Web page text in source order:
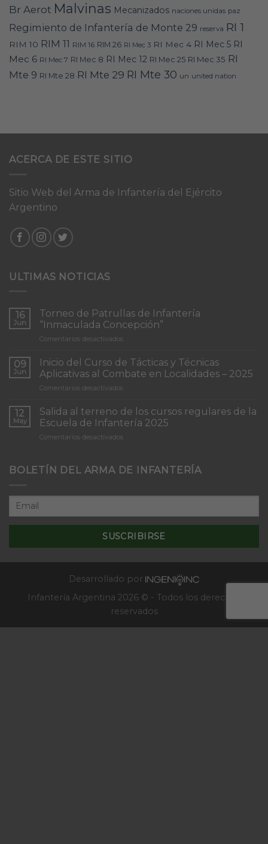
Br Aerot Malvinas Mecanizados naciones unidas paz
Regimiento de Infantería de Monte 29 reserva RI 1
RIM 10 RIM 11 RIM 16 RIM 26 RI Mec 3 RI Mec 4 RI Mec 5 RI
Mec 6 RI Mec 7 RI Mec 8 RI Mec 12 RI Mec 25 RI Mec 35 RI
Mte 9 RI Mte 28 RI Mte 29 RI Mte 30 un united nation
ACERCA DE ESTE SITIO
Sitio Web del Arma de Infantería del Ejército
Argentino
ULTIMAS NOTICIAS
16
Jun
Torneo de Patrullas de Infantería
“Inmaculada Concepción”
Comentarios desactivadosen
de
Patrullas
de
Infantería
Concepción”
09
Jun
Inicio del Curso de Tácticas y Técnicas
Aplicativas al Combate en Localidades – 2025
Comentarios desactivadosen
del
Curso
de
Tácticas
Aplicativas
12
May
Salida al terreno de los cursos regulares de la
Escuela de Infantería 2025
Comentarios desactivadosen
terreno
cursos
de
Escuela
de
BOLETÍN DEL ARMA DE INFANTERÍA
Desarrollado por
Infantería Argentina 2026 © - Todos los derechos
reservados